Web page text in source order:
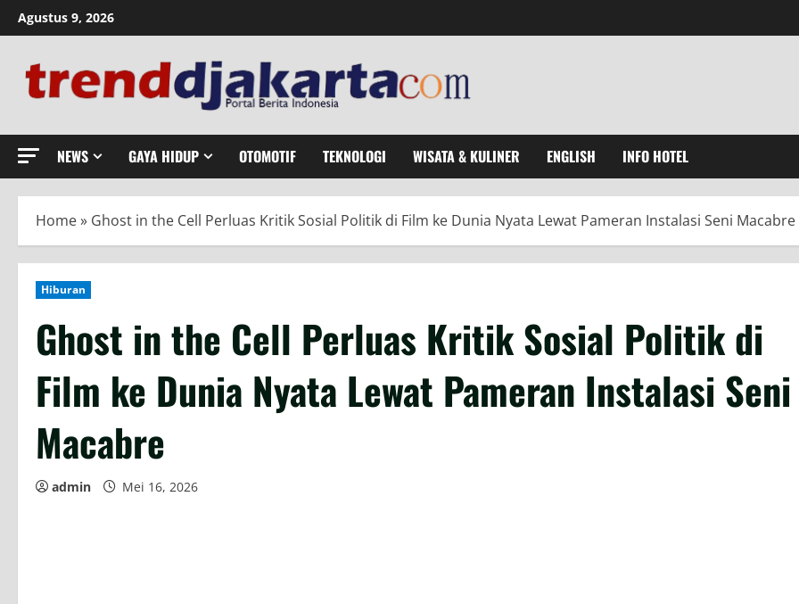
Skip
to
Agustus 9, 2026
NEWS GAYA HIDUP OTOMOTIF TEKNOLOGI WISATA & KULINER ENGLISH INFO HOTEL
Home» Ghost in the Cell Perluas Kritik Sosial Politik di Film ke Dunia Nyata Lewat Pameran Instalasi Seni Macabre
Hiburan
Ghost in the Cell Perluas Kritik Sosial Politik di
Film ke Dunia Nyata Lewat Pameran Instalasi Seni
Macabre
admin Mei 16, 2026